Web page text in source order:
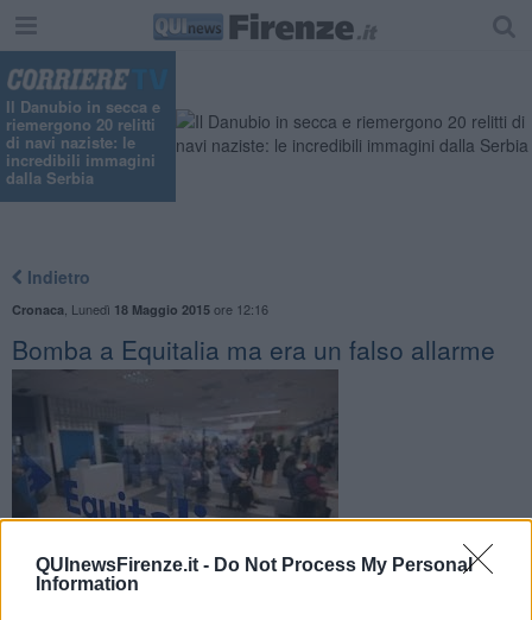
QUInewsFirenze.it - Do Not Process My Personal
Information
Il Danubio in secca e
riemergono 20 relitti
di navi naziste: le
incredibili immagini
dalla Serbia
Indietro
Cronaca Lunedì 18 Maggio 2015ore 12:16
Bomba a Equitalia ma era un falso allarme